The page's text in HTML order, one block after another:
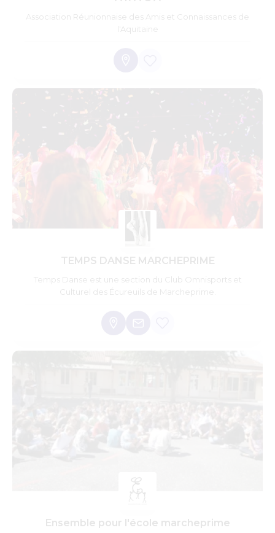
Association Réunionnaise des Amis et Connaissances de
l'Aquitaine
TEMPS DANSE MARCHEPRIME
Temps Danse est une section du Club Omnisports et
Culturel des Écureuils de Marcheprime.
Ensemble pour l'école marcheprime